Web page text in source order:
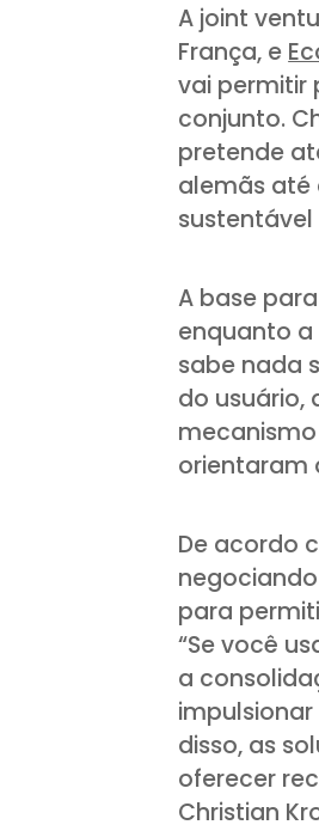
A joint
França, e
vai permitir
conjunto.
pretende
alemãs até
A base
enquanto
sabe nada
do usuário,
orientaram
De acordo
para
“Se você
a
disso, as
oferecer
Christian